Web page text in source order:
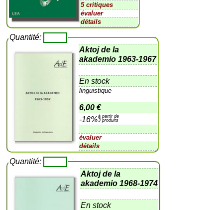
5 critiques
évaluer
détails
Quantité:
Aktoj de la
akademio 1963-1967
En stock
linguistique
6,00 €
-16%à partir de
3 produits
évaluer
détails
Quantité:
Aktoj de la
akademio 1968-1974
En stock